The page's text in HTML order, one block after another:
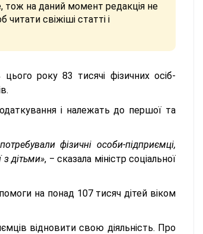
тож на даний момент редакція не
читати свіжіші статті і
року 83 тисячі фізичних осіб-
і належать до першої та
фізичні особи-підприємці,
з дітьми», ‒ сказала міністр соціальної
на понад 107 тисяч дітей віком
відновити свою діяльність. Про